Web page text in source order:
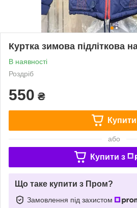
Куртка зимова підліткова
В наявності
Роздріб
550 ₴
Купити
або
Купити з
Що таке купити з Пром?
Замовлення під захистом